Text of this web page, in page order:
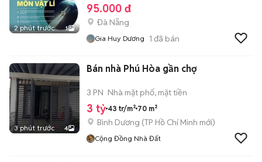
2 phút trước 1
95.000 đ
Đà Nẵng
Gia Huy Dương 1 đã bán
3 phút trước 4
Bán nhà Phú Hòa gần chợ
3 PN Nhà mặt phố, mặt tiền
3 tỷ 43 tr/m² 70 m²
Bình Dương (TP Hồ Chí Minh mới)
Cộng Đồng Nhà Đất